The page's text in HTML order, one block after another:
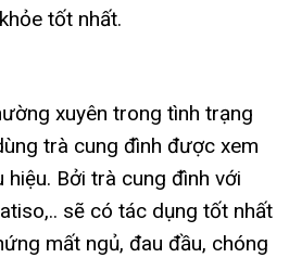
tốt nhất.
xuyên trong tình trạng
trà cung đình được xem
Bởi trà cung đình với
sẽ có tác dụng tốt nhất
mất ngủ, đau đầu, chóng